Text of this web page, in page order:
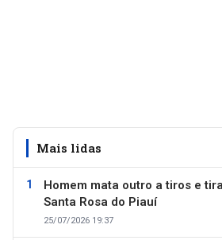
Mais lidas
Homem mata outro a tiros e
Santa Rosa do Piauí
25/07/2026 19:37